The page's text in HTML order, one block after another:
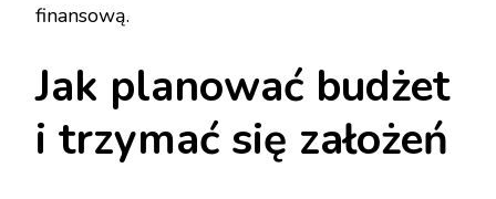
finansową.
Jak planować budżet
i trzymać się założeń